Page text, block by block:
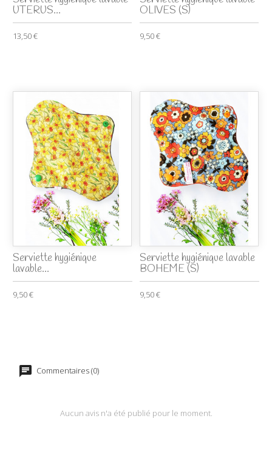
UTERUS...
13,50 €
OLIVES (S)
9,50 €
Serviette hygiénique
lavable...
9,50 €
Serviette hygiénique lavable
BOHEME (S)
9,50 €
Commentaires (0)
Aucun avis n'a été publié pour le moment.